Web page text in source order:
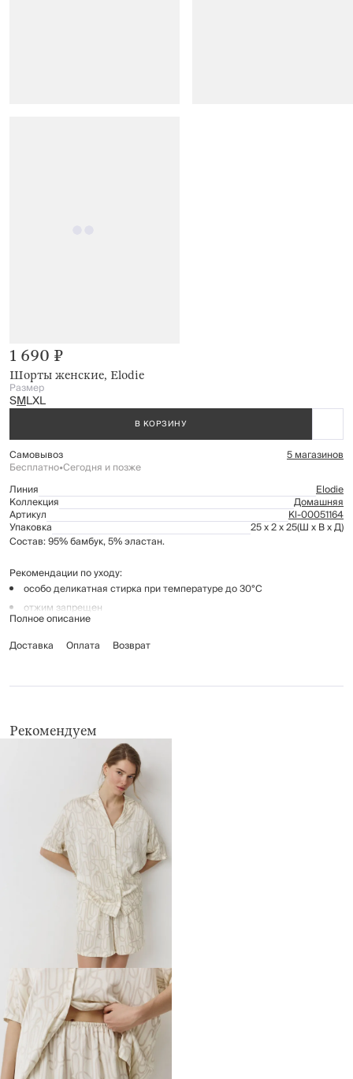
Шорты женские, Elodie
1 690 ₽
Размер
SMLXL
В КОРЗИНУ
Самовывоз 5 магазинов
Бесплатно•Сегодня и позже
Линия
Elodie
Коллекция Домашняя
Артикул Kl-00051164
Упаковка 25 x 2 x 25(Ш x В x Д)
Состав: 95% бамбук, 5% эластан.
Рекомендации по уходу:
особо деликатная стирка при температуре до 30°С
отжим запрещен
не отбеливать
гладить при низкой температуре (до 110°С), без пара
Полное описание
Доставка
Оплата Возврат
Рекомендуем